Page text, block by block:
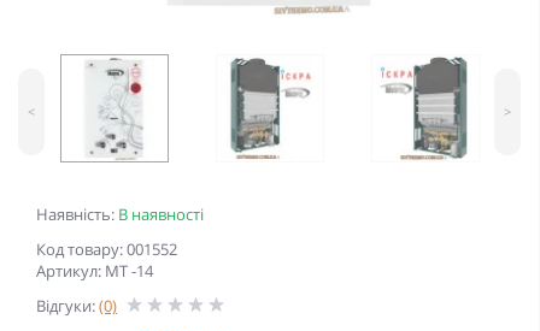
Наявність: В наявності
Код товару: 001552
Артикул: МТ -14
Відгуки:(0)
< >